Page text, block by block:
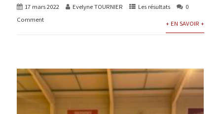
17 mars 2022 Evelyne TOURNIER Les résultats
0
Comment
+ EN SAVOIR +